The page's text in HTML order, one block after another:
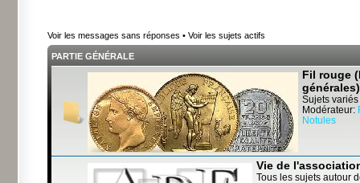
Voir les messages sans réponses • Voir les sujets actifs
PARTIE GÉNÉRALE
Fil rouge
générales)
Sujets variés
Modérateur:
Notules
Vie de
Tous les sujets autour